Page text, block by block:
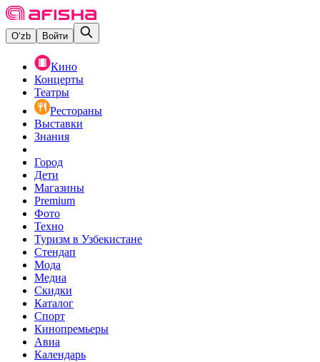
O‘zb Войти
Кино
Концерты
Театры
Рестораны
Выставки
Знания
Город
Дети
Магазины
Premium
Фото
Техно
Туризм в Узбекистане
Стендап
Мода
Медиа
Скидки
Каталог
Спорт
Кинопремьеры
Авиа
Календарь